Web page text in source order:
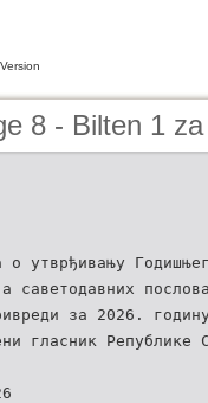
8 - Bilten 1
о утврђивању
саветодавних
за 2026.
гласник Републике